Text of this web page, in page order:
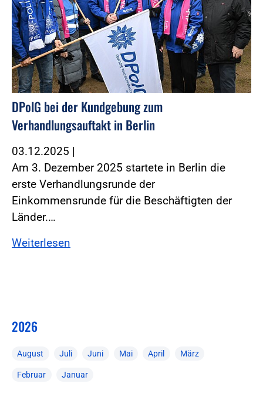
DPolG bei der Kundgebung zum
Verhandlungsauftakt in Berlin
03.12.2025 |
Am 3. Dezember 2025 startete in Berlin die
erste Verhandlungsrunde der
Einkommensrunde für die Beschäftigten der
Länder.…
Weiterlesen
2026
August Juli Juni Mai April März
Februar Januar